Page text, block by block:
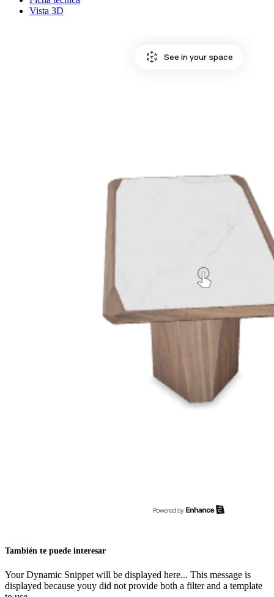
Vista 3D
También te puede interesar
Your Dynamic Snippet will be displayed here... This message is
displayed because youy did not provide both a filter and a template